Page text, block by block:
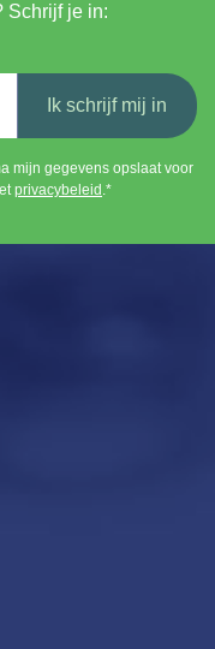
Ik schrijf mij in
mijn gegevens opslaat voor
privacybeleid .*
Schrijf je in: